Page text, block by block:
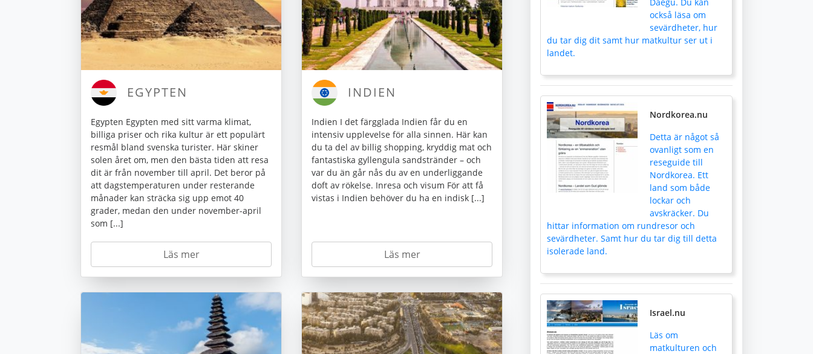
EGYPTEN
Egypten Egypten med sitt varma klimat,
billiga priser och rika kultur är ett populärt
resmål bland svenska turister. Här skiner
solen året om, men den bästa tiden att resa
dit är från november till april. Det beror på
att dagstemperaturen under resterande
månader kan sträcka sig upp emot 40
grader, medan den under november-april
som [...]
Läs mer
INDIEN
Indien I det färgglada Indien får du en
intensiv upplevelse för alla sinnen. Här kan
du ta del av billig shopping, kryddig mat och
fantastiska gyllengula sandstränder – och
var du än går nås du av en underliggande
doft av rökelse. Inresa och visum För att få
vistas i Indien behöver du ha en indisk [...]
Läs mer
också läsa om
sevärdheter, hur
du tar dig dit samt hur matkultur ser ut i
landet.
Nordkorea.nu
Detta är något så
ovanligt som en
reseguide till
Nordkorea. Ett
land som både
lockar och
avskräcker. Du
hittar information om rundresor och
sevärdheter. Samt hur du tar dig till detta
isolerade land.
Israel.nu
Läs om
matkulturen och